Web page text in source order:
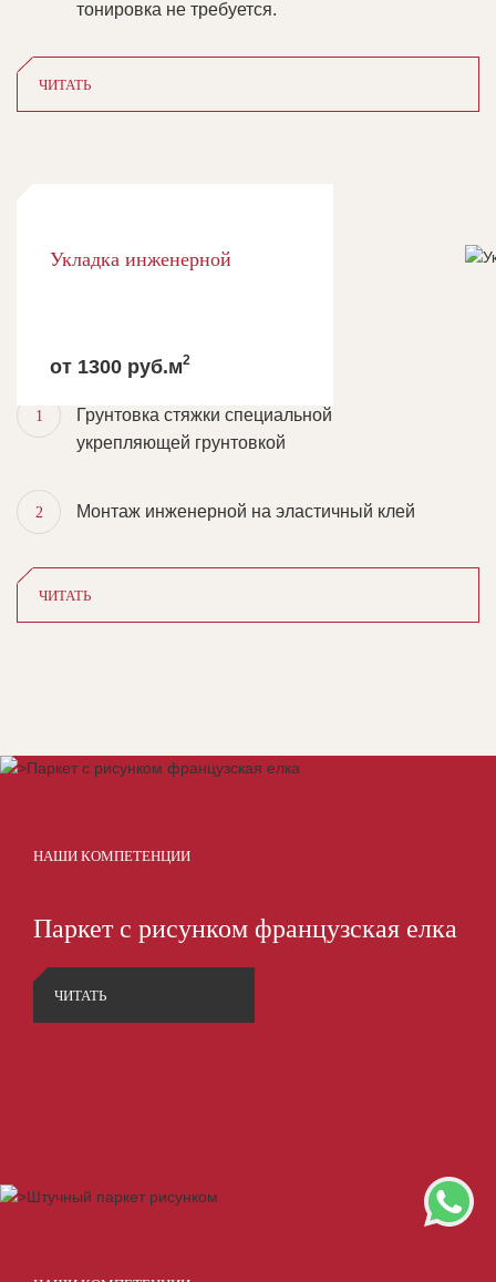
тонировка не требуется.
ЧИТАТЬ
Укладка инженерной
от 1300 руб.м2
ДЛЯ ИНЖЕНЕРНОЙ
1
Грунтовка стяжки специальной
укрепляющей грунтовкой
2 Монтаж инженерной на эластичный клей
ЧИТАТЬ
НАШИ КОМПЕТЕНЦИИ
Паркет с рисунком французская елка
ЧИТАТЬ